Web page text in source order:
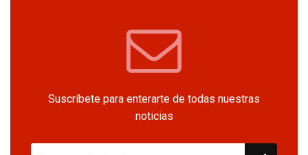
Suscríbete para enterarte de todas nuestras
noticias